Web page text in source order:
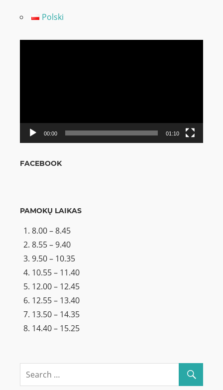
Polski
00:00 01:10
FACEBOOK
PAMOKŲ LAIKAS
8.00 – 8.45
8.55 – 9.40
9.50 – 10.35
10.55 – 11.40
12.00 – 12.45
12.55 – 13.40
13.50 – 14.35
14.40 – 15.25